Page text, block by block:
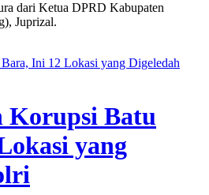
dari Ketua DPRD Kabupaten
Juprizal.
Ini 12 Lokasi yang Digeledah
Korupsi Batu
yang